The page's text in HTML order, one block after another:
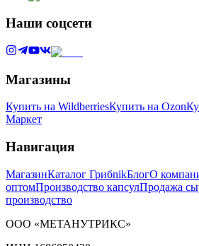
Наши соцсети
Магазины
Купить на WildberriesКупить на Ozon
Маркет
Навигация
МагазинКаталог ГрибnikБлогО
оптомПроизводство капсулПродажа
производство
ООО «МЕТАНУТРИКС»